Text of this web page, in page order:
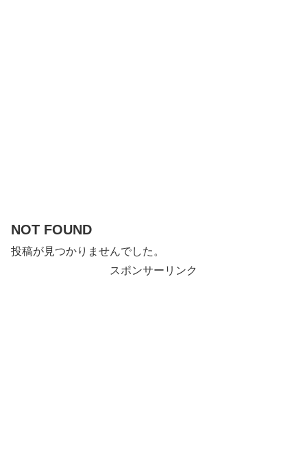
NOT FOUND
投稿が見つかりませんでした。
スポンサーリンク